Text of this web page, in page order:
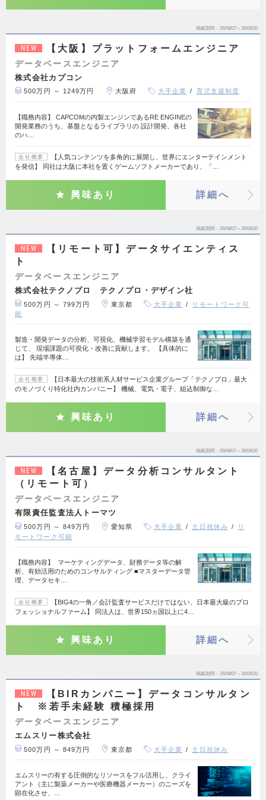
掲載期間 26/08/07～26/08/20
NEW 【大阪】プラットフォームエンジニア
データベースエンジニア
株式会社カプコン
500万円 ～ 1249万円 大阪府 大手企業 育児支援制度
【職務内容】 CAPCOMの内製エンジンであるRE ENGINEの
開発業務のうち、基盤となるライブラリの 設計開発、各社
のハ…
会社概要
【人気コンテンツを多角的に展開し、世界にエンターテインメント
を発信】 同社は大阪に本社を置くゲームソフトメーカーであり、「…
興味あり 詳細へ
掲載期間 26/08/07～26/08/20
NEW
【リモート可】データサイエンティス
ト
データベースエンジニア
株式会社テクノプロ テクノプロ・デザイン社
500万円 ～ 799万円 東京都 大手企業
リモートワーク可
能
製造・開発データの分析、可視化、機械学習モデル構築を通
じて、 現場課題の可視化・改善に貢献します。 【具体的に
は】 先端半導体…
会社概要
【日本最大の技術系人材サービス企業グループ「テクノプロ」最大
のモノづくり特化社内カンパニー】 機械、電気・電子、組込制御な…
興味あり 詳細へ
掲載期間 26/08/07～26/08/20
NEW
【名古屋】データ分析コンサルタント
（リモート可）
データベースエンジニア
有限責任監査法人トーマツ
500万円 ～ 849万円 愛知県 大手企業 土日祝休み
リ
モートワーク可能
【職務内容】 マーケティングデータ、財務データ等の解
析、有効活用のためのコンサルティング ■マスターデータ管
理、データセキ…
会社概要
【BIG4の一角／会計監査サービスだけではない、日本最大級のプロ
フェッショナルファーム】 同法人は、世界150ヵ国以上に4…
興味あり 詳細へ
掲載期間 26/08/07～26/08/20
NEW
【BIRカンパニー】データコンサルタン
ト ※若手未経験 積極採用
データベースエンジニア
エムスリー株式会社
500万円 ～ 849万円 東京都 大手企業 土日祝休み
エムスリーの有する圧倒的なリソースをフル活用し、クライ
アント（主に製薬メーカーや医療機器メーカー）のニーズを
顕在化させ、…